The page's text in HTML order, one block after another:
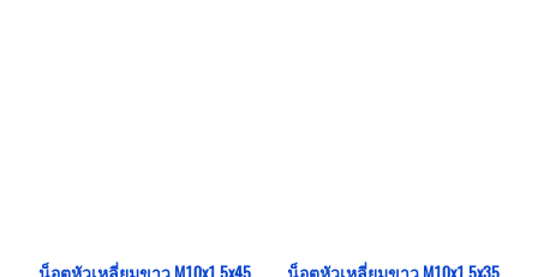
น็อตหัวเหลี่ยมขาว M10x1.5x45
น็อตหัวเหลี่ยมขาว M10x1.5x35